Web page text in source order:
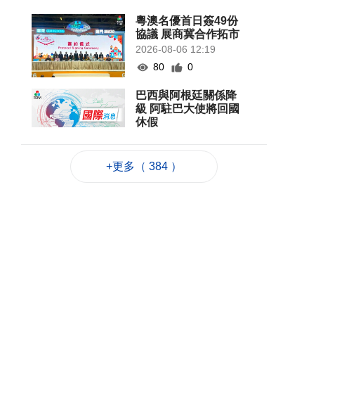
粵澳名優首日簽49份
協議 展商冀合作拓市
2026-08-06 12:19
80
0
巴西與阿根廷關係降
級 阿駐巴大使將回國
休假
+更多（ 384 ）